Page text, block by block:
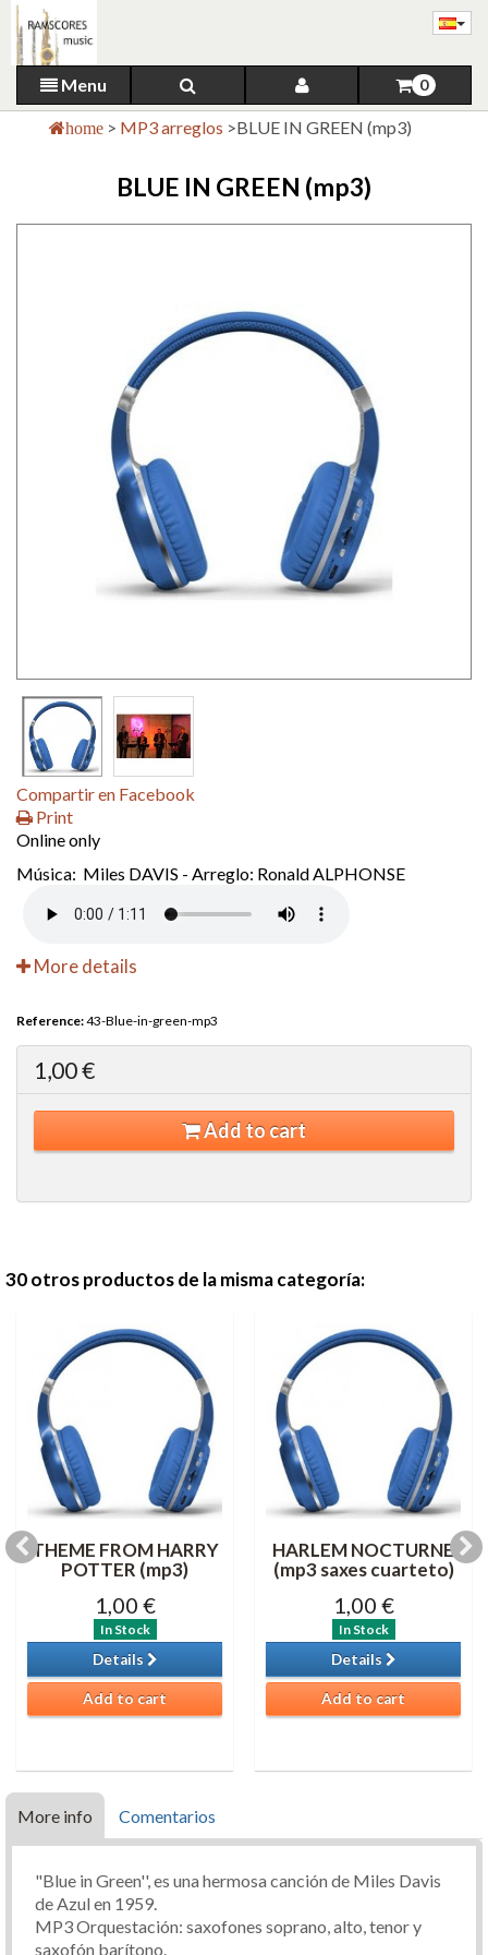
Menu 0
home > MP3 arreglos >BLUE IN GREEN (mp3)
BLUE IN GREEN (mp3)
Compartir en Facebook
Print
Online only
Música: Miles DAVIS - Arreglo: Ronald ALPHONSE
More details
Reference:43-Blue-in-green-mp3
1,00 €
Add to cart
30 otros productos de la misma categoría:
THEME FROM HARRY
POTTER (mp3)
1,00 €
In Stock
Details
Add to cart
HARLEM NOCTURNE
(mp3 saxes cuarteto)
1,00 €
In Stock
Details
Add to cart
More info Comentarios
"Blue in Green'', es una hermosa canción de Miles Davis
de Azul en 1959.
MP3 Orquestación: saxofones soprano, alto, tenor y
saxofón barítono.